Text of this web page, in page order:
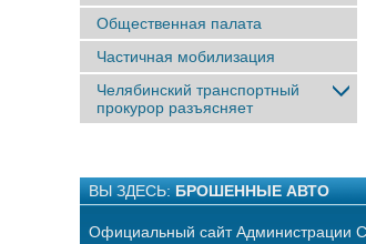
Общественная палата
Частичная мобилизация
Челябинский транспортный
прокурор разъясняет
ВЫ ЗДЕСЬ: БРОШЕННЫЕ АВТО
Официальный сайт Администрации